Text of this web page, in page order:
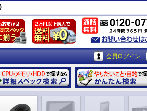
会員ログイン